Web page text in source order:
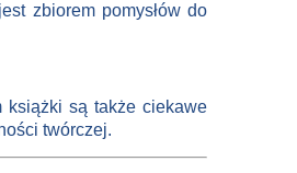
zbiorem pomysłów do
książki są także ciekawe
twórczej.